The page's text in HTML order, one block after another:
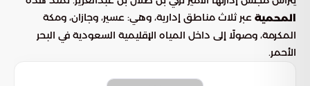
المحمية عبر ثلاث مناطق إدارية، وهي: عسير، وجازان، ومكة
المكرمة، وصولًا إلى داخل المياه الإقليمية السعودية في البحر
الأحمر.